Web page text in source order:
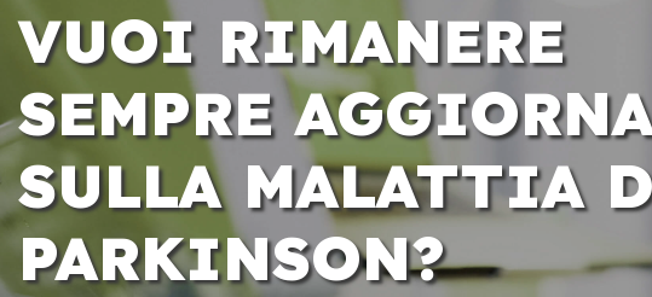
VUOI RIMANERE
SEMPRE
SULLA MALATTIA
PARKINSON?